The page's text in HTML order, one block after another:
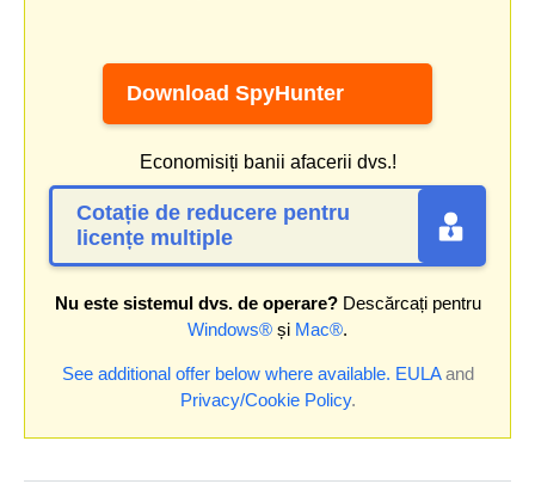
Download SpyHunter
Economisiți banii afacerii dvs.!
Cotație de reducere pentru
licențe multiple
Nu este sistemul dvs. de operare?Descărcați pentru
Windows® și Mac®.
See additional offer below where available. EULAand
Privacy/Cookie Policy.